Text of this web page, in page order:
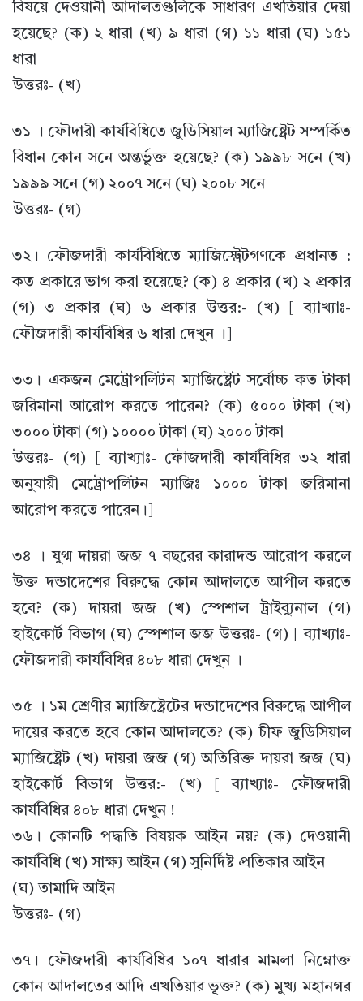
বিষয়ে দেওয়ানী আদালতগুলিকে সাধারণ এখতিয়ার দেয়া
হয়েছে? (ক) ২ ধারা (খ) ৯ ধারা (গ) ১১ ধারা (ঘ) ১৫১
ধারা
উত্তরঃ- (খ)
৩১ । ফৌদারী কার্যবিধিতে জুডিসিয়াল ম্যাজিষ্ট্রেট সম্পর্কিত
বিধান কোন সনে অন্তর্ভুক্ত হয়েছে? (ক) ১৯৯৮ সনে (খ)
১৯৯৯ সনে (গ) ২০০৭ সনে (ঘ) ২০০৮ সনে
উত্তরঃ- (গ)
৩২। ফৌজদারী কার্যবিধিতে ম্যাজিস্ট্রেটগণকে প্রধানত :
কত প্রকারে ভাগ করা হয়েছে? (ক) ৪ প্রকার (খ) ২ প্রকার
(গ) ৩ প্রকার (ঘ) ৬ প্রকার উত্তর:- (খ) [ ব্যাখ্যাঃ-
ফৌজদারী কার্যবিধির ৬ ধারা দেখুন ।]
৩৩। একজন মেট্রোপলিটন ম্যাজিষ্ট্রেট সর্বোচ্চ কত টাকা
জরিমানা আরোপ করতে পারেন? (ক) ৫০০০ টাকা (খ)
৩০০০ টাকা (গ) ১০০০০ টাকা (ঘ) ২০০০ টাকা
উত্তরঃ- (গ) [ ব্যাখ্যাঃ- ফৌজদারী কার্যবিধির ৩২ ধারা
অনুযায়ী মেট্রোপলিটন ম্যাজিঃ ১০০০ টাকা জরিমানা
আরোপ করতে পারেন।]
৩৪ । যুগ্ম দায়রা জজ ৭ বছরের কারাদন্ড আরোপ করলে
উক্ত দন্ডাদেশের বিরুদ্ধে কোন আদালতে আপীল করতে
হবে? (ক) দায়রা জজ (খ) স্পেশাল ট্রাইব্যুনাল (গ)
হাইকোর্ট বিভাগ (ঘ) স্পেশাল জজ উত্তরঃ- (গ) [ ব্যাখ্যাঃ-
ফৌজদারী কার্যবিধির ৪০৮ ধারা দেখুন ।
৩৫ । ১ম শ্রেণীর ম্যাজিষ্ট্রেটের দন্ডাদেশের বিরুদ্ধে আপীল
দায়ের করতে হবে কোন আদালতে? (ক) চীফ জুডিসিয়াল
ম্যাজিষ্ট্রেট (খ) দায়রা জজ (গ) অতিরিক্ত দায়রা জজ (ঘ)
হাইকোর্ট বিভাগ উত্তর:- (খ) [ ব্যাখ্যাঃ- ফৌজদারী
কার্যবিধির ৪০৮ ধারা দেখুন !
৩৬। কোনটি পদ্ধতি বিষয়ক আইন নয়? (ক) দেওয়ানী
কার্যবিধি (খ) সাক্ষ্য আইন (গ) সুনির্দিষ্ট প্রতিকার আইন
(ঘ) তামাদি আইন
উত্তরঃ- (গ)
৩৭। ফৌজদারী কার্যবিধির ১০৭ ধারার মামলা নিম্নোক্ত
কোন আদালতের আদি এখতিয়ার ভূক্ত? (ক) মুখ্য মহানগর